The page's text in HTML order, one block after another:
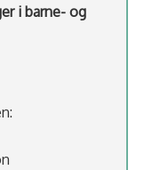
i barne- og